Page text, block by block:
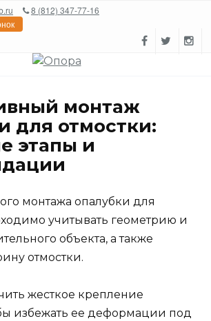
8 (812) 347-77-16
монтаж
для отмостки:
этапы и
монтажа опалубки для
учитывать геометрию и
объекта, а также
отмостки.
жесткое крепление
избежать ее деформации под